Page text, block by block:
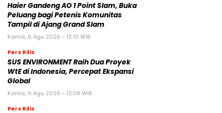
Haier Gandeng AO 1 Point Slam, Buka
Peluang bagi Petenis Komunitas
Tampil di Ajang Grand Slam
Kamis, 6 Agu 2026 - 12:10 WIB
Pers Rilis
SUS ENVIRONMENT Raih Dua Proyek
WtE di Indonesia, Percepat Ekspansi
Global
Kamis, 6 Agu 2026 - 12:08 WIB
Pers Rilis